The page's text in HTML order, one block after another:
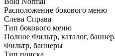
Расположение бокового меню
Слева Справа
Тип бокового меню
Полное Фильтр, каталог,
Фильтр, баннеры
Тип поиска